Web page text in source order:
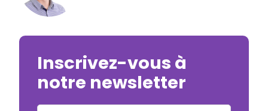
Inscrivez-vous à
notre newsletter